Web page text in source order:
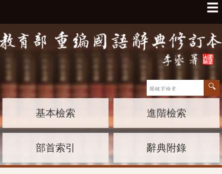
☰
基本檢索 進階檢索
部首索引 辭典附錄